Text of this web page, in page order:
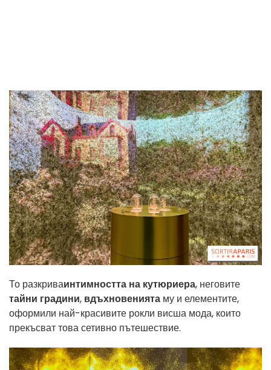
То разкриваинтимността на кутюриера, неговите
тайни градини, вдъхновенията му и елементите,
оформили най-красивите рокли висша мода, които
прекъсват това сетивно пътешествие.